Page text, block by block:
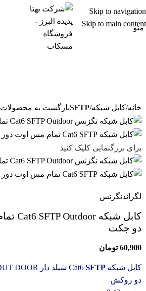
Skip to navigation
Skip to main content
منو
خانه کابل شبکه SFTPبازگشت به محصولات
برای بزرگنمایی کلیک کنید
لگراندنگزنس
دو جکت
60,900 تومان
کابل شبکه Cat6 SFTP
شیلد دار OUT DOOR
دو روکش